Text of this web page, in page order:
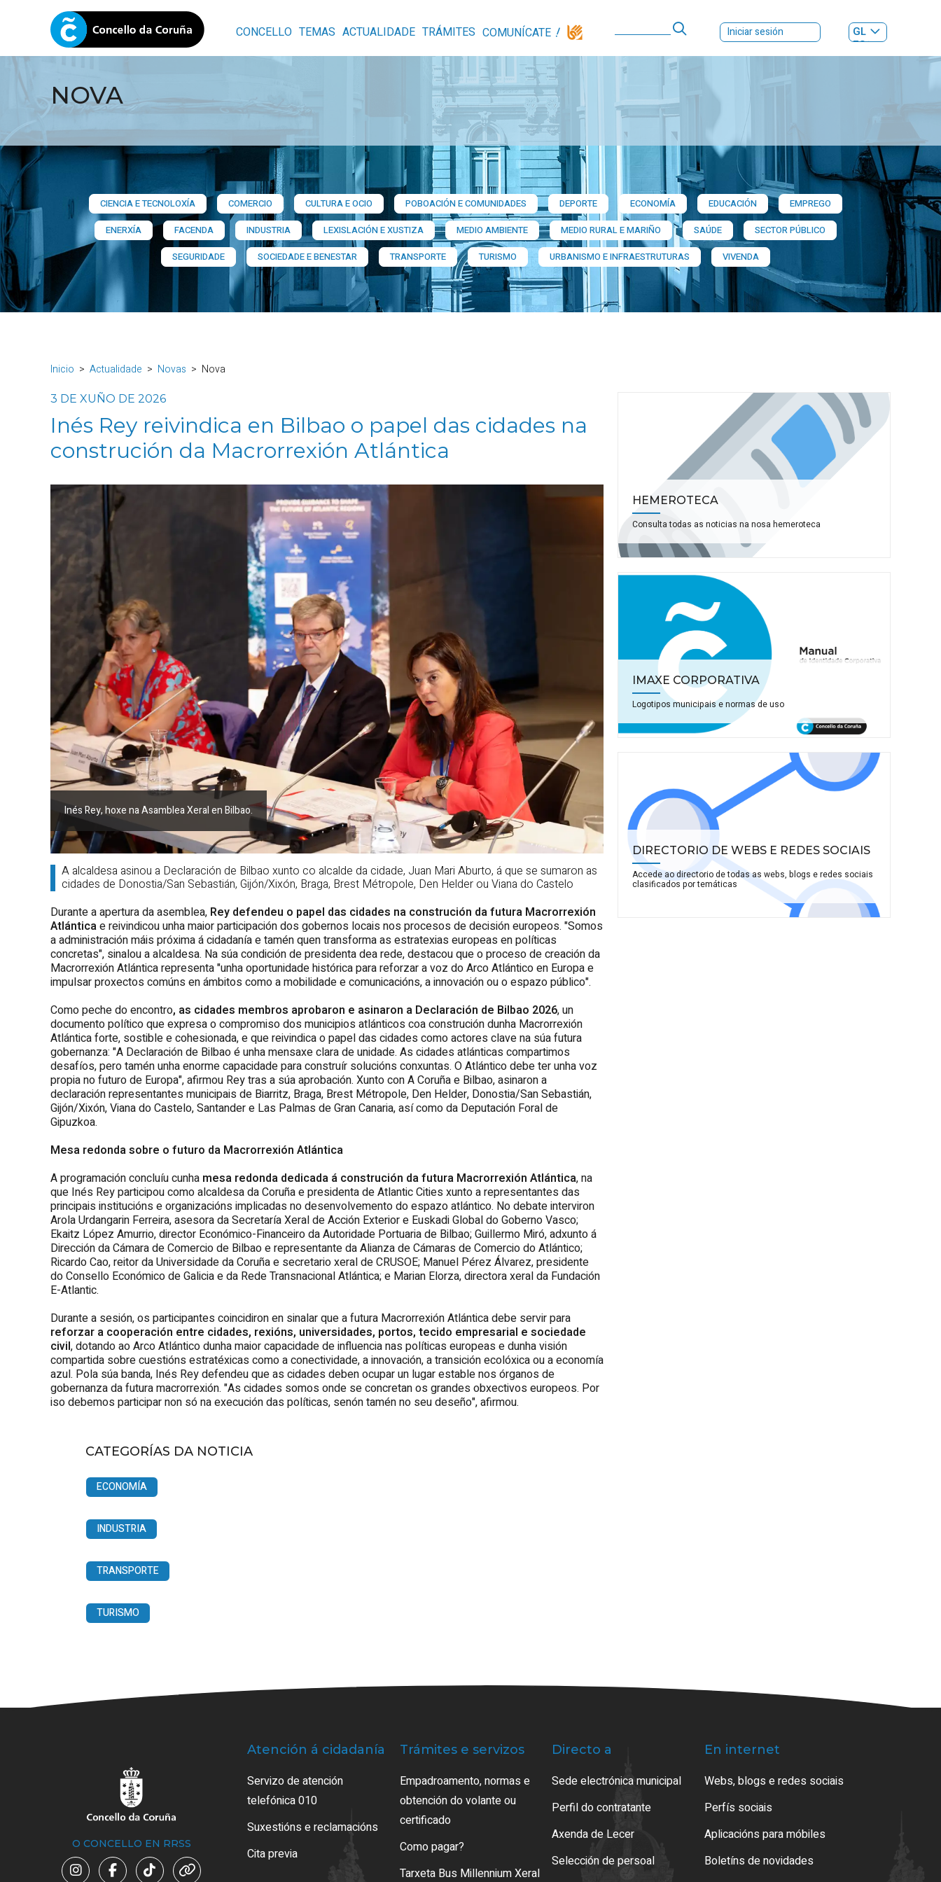
CONCELLO TEMAS ACTUALIDADE TRÁMITES COMUNÍCATE Iniciar sesión
GL
ES|
NOVA
CIENCIA E TECNOLOXÍA COMERCIO CULTURA E OCIO POBOACIÓN E COMUNIDADES DEPORTE ECONOMÍA EDUCACIÓN
EMPREGO
ENERXÍA
FACENDA INDUSTRIA LEXISLACIÓN E XUSTIZA MEDIO AMBIENTE MEDIO RURAL E MARIÑO SAÚDE
SECTOR PÚBLICO
SEGURIDADE
SOCIEDADE E BENESTAR TRANSPORTE TURISMO URBANISMO E INFRAESTRUTURAS VIVENDA
Inicio Actualidade Novas Nova
3 DE XUÑO DE 2026
Inés Rey reivindica en Bilbao o papel das cidades na
construción da Macrorrexión Atlántica
Inés Rey, hoxe na Asamblea Xeral en Bilbao.
A alcaldesa asinou a Declaración de Bilbao xunto co alcalde da cidade, Juan Mari Aburto, á que se sumaron as
cidades de Donostia/San Sebastián, Gijón/Xixón, Braga, Brest Métropole, Den Helder ou Viana do Castelo
Durante a apertura da asemblea, Rey defendeu o papel das cidades na construción da futura Macrorrexión
Atlánticae reivindicou unha maior participación dos gobernos locais nos procesos de decisión europeos. "Somos
a administración máis próxima á cidadanía e tamén quen transforma as estratexias europeas en políticas
concretas", sinalou a alcaldesa. Na súa condición de presidenta dea rede, destacou que o proceso de creación da
Macrorrexión Atlántica representa "unha oportunidade histórica para reforzar a voz do Arco Atlántico en Europa e
impulsar proxectos comúns en ámbitos como a mobilidade e comunicacións, a innovación ou o espazo público".
Como peche do encontro, as cidades membros aprobaron e asinaron a Declaración de Bilbao 2026, un
documento político que expresa o compromiso dos municipios atlánticos coa construción dunha Macrorrexión
Atlántica forte, sostible e cohesionada, e que reivindica o papel das cidades como actores clave na súa futura
gobernanza: "A Declaración de Bilbao é unha mensaxe clara de unidade. As cidades atlánticas compartimos
desafíos, pero tamén unha enorme capacidade para construír solucións conxuntas. O Atlántico debe ter unha voz
propia no futuro de Europa", afirmou Rey tras a súa aprobación. Xunto con A Coruña e Bilbao, asinaron a
declaración representantes municipais de Biarritz, Braga, Brest Métropole, Den Helder, Donostia/San Sebastián,
Gijón/Xixón, Viana do Castelo, Santander e Las Palmas de Gran Canaria, así como da Deputación Foral de
Gipuzkoa.
Mesa redonda sobre o futuro da Macrorrexión Atlántica
A programación concluíu cunha mesa redonda dedicada á construción da futura Macrorrexión Atlántica, na
que Inés Rey participou como alcaldesa da Coruña e presidenta de Atlantic Cities xunto a representantes das
principais institucións e organizacións implicadas no desenvolvemento do espazo atlántico. No debate interviron
Arola Urdangarin Ferreira, asesora da Secretaría Xeral de Acción Exterior e Euskadi Global do Goberno Vasco;
Ekaitz López Amurrio, director Económico-Financeiro da Autoridade Portuaria de Bilbao; Guillermo Miró, adxunto á
Dirección da Cámara de Comercio de Bilbao e representante da Alianza de Cámaras de Comercio do Atlántico;
Ricardo Cao, reitor da Universidade da Coruña e secretario xeral de CRUSOE; Manuel Pérez Álvarez, presidente
do Consello Económico de Galicia e da Rede Transnacional Atlántica; e Marian Elorza, directora xeral da Fundación
E-Atlantic.
Durante a sesión, os participantes coincidiron en sinalar que a futura Macrorrexión Atlántica debe servir para
reforzar a cooperación entre cidades, rexións, universidades, portos, tecido empresarial e sociedade
civil, dotando ao Arco Atlántico dunha maior capacidade de influencia nas políticas europeas e dunha visión
compartida sobre cuestións estratéxicas como a conectividade, a innovación, a transición ecolóxica ou a economía
azul. Pola súa banda, Inés Rey defendeu que as cidades deben ocupar un lugar estable nos órganos de
gobernanza da futura macrorrexión. "As cidades somos onde se concretan os grandes obxectivos europeos. Por
iso debemos participar non só na execución das políticas, senón tamén no seu deseño", afirmou.
CATEGORÍAS DA NOTICIA
ECONOMÍA
INDUSTRIA
TRANSPORTE
TURISMO
HEMEROTECA
Consulta todas as noticias na nosa hemeroteca
IMAXE CORPORATIVA
Logotipos municipais e normas de uso
DIRECTORIO DE WEBS E REDES SOCIAIS
Accede ao directorio de todas as webs, blogs e redes sociais
clasificados por temáticas
O CONCELLO EN RRSS
Atención á cidadanía
Servizo de atención
telefónica 010
Suxestións e reclamacións
Cita previa
Trámites e servizos
Empadroamento, normas e
obtención do volante ou
certificado
Como pagar?
Tarxeta Bus Millennium Xeral
Directo a
Sede electrónica municipal
Perfil do contratante
Axenda de Lecer
Selección de persoal
En internet
Webs, blogs e redes sociais
Perfís sociais
Aplicacións para móbiles
Boletíns de novidades